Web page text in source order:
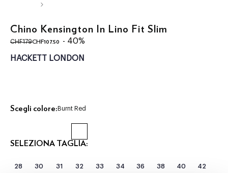
Chino Kensington In Lino Fit Slim
CHF179
original price CHF179
CHF107.50
current price CHF107.50
- 40%
HACKETT LONDON
Scegli colore: Burnt Red
SELEZIONA TAGLIA:
28 30 31 32 33 34 36 38 40 42